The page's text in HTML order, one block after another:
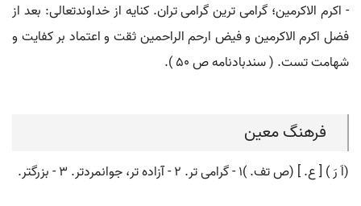
- اکرم الاکرمین؛ گرامی ترین گرامی تران. کنایه از خداوندتعالی: بعد از
فضل اکرم الاکرمین و فیض ارحم الراحمین ثقت و اعتماد بر کفایت و
شهامت تست. ( سندبادنامه ص 50 ).
فرهنگ معین
(اَ رَ ) [ ع. ] (ص تف. )۱ - گرامی تر. ۲ - آزاده تر، جوانمردتر. ۳ - بزرگتر.